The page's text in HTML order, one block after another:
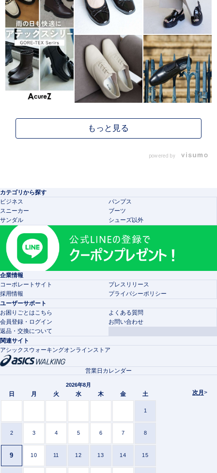
powered by
カテゴリから探す
ビジネス
パンプス
スニーカー
ブーツ
サンダル
シューズ以外
企業情報
コーポレートサイト
プレスリリース
採用情報
プライバシーポリシー
ユーザーサポート
お困りごとはこちら
よくある質問
会員登録・ログイン
お問い合わせ
返品・交換について
関連サイト
アシックスウォーキングオンラインストア
次月 >
営業日カレンダー
2026年8月
日 月 火 水 木 金 土
1
2 3 4 5 6 7 8
9 10 11 12 13 14 15